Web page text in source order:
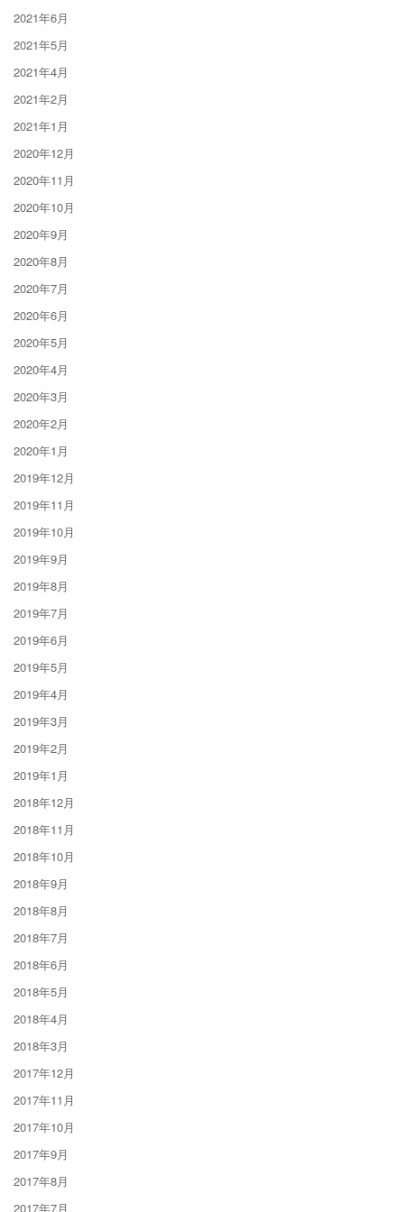
2021年6月
2021年5月
2021年4月
2021年2月
2021年1月
2020年12月
2020年11月
2020年10月
2020年9月
2020年8月
2020年7月
2020年6月
2020年5月
2020年4月
2020年3月
2020年2月
2020年1月
2019年12月
2019年11月
2019年10月
2019年9月
2019年8月
2019年7月
2019年6月
2019年5月
2019年4月
2019年3月
2019年2月
2019年1月
2018年12月
2018年11月
2018年10月
2018年9月
2018年8月
2018年7月
2018年6月
2018年5月
2018年4月
2018年3月
2017年12月
2017年11月
2017年10月
2017年9月
2017年8月
2017年7月